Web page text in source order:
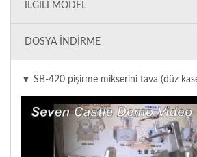
İLGILI MODEL
DOSYA İNDIRME
▼ SB-420 pişirme mikserini tava (düz kase)